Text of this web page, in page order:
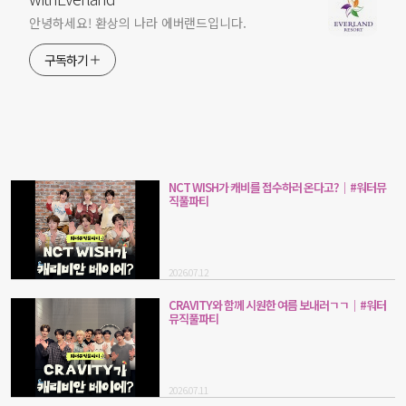
안녕하세요! 환상의 나라 에버랜드입니다.
구독하기
NCT WISH가 캐비를 접수하러 온다고?｜#워터뮤
직풀파티
2026.07.12
CRAVITY와 함께 시원한 여름 보내러ㄱㄱ｜#워터
뮤직풀파티
2026.07.11